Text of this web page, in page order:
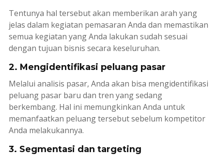
Tentunya hal tersebut akan memberikan arah yang
jelas dalam kegiatan pemasaran Anda dan memastikan
semua kegiatan yang Anda lakukan sudah sesuai
dengan tujuan bisnis secara keseluruhan.
2. Mengidentifikasi peluang pasar
Melalui analisis pasar, Anda akan bisa mengidentifikasi
peluang pasar baru dan tren yang sedang
berkembang. Hal ini memungkinkan Anda untuk
memanfaatkan peluang tersebut sebelum kompetitor
Anda melakukannya.
3. Segmentasi dan targeting